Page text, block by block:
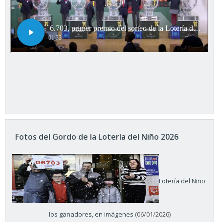
Fotos del Gordo de la Lotería del Niño 2026
Lotería del Niño:
los ganadores, en imágenes (06/01/2026)